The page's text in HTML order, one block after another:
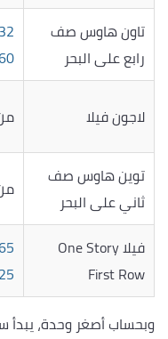
تاون هاوس صف
رابع على البحر
لاجون فيلا
توين هاوس صف
ثاني على البحر
فيلا One Story
First Row
وبحساب أصغر وحدة،